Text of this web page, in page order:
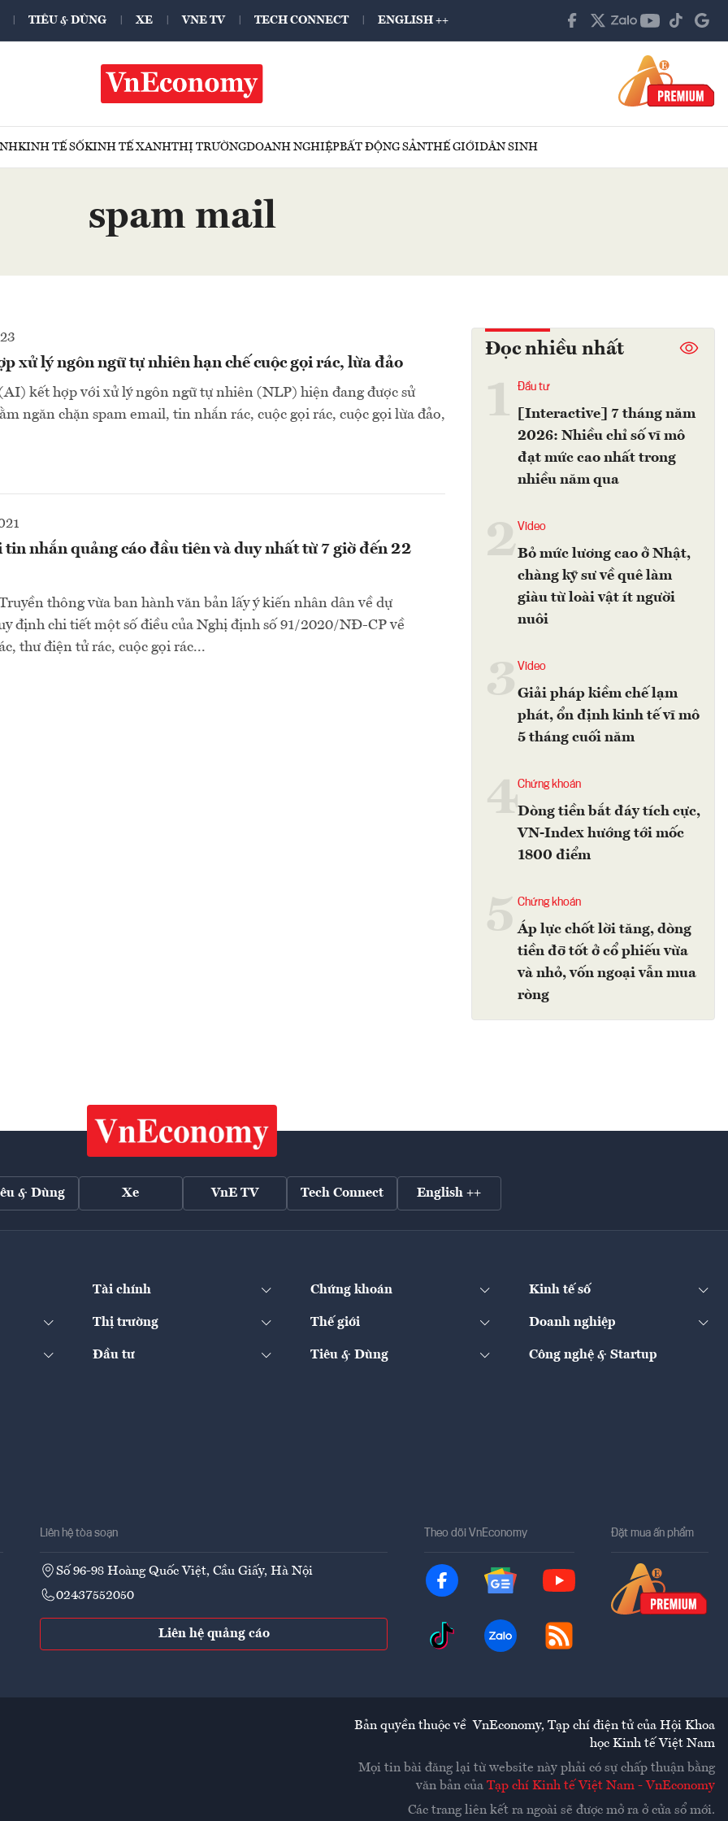
TIÊU & DÙNG XE VNE TV TECH CONNECT ENGLISH ++
KINH TẾ SỐKINH TẾ XANHTHỊ TRƯỜNGDOANH NGHIỆPBẤT ĐỘNG SẢNTHẾ GIỚIDÂN SINH
spam mail
xử lý ngôn ngữ tự nhiên hạn chế cuộc gọi rác, lừa đảo
kết hợp với xử lý ngôn ngữ tự nhiên (NLP) hiện đang được sử
ngăn chặn spam email, tin nhắn rác, cuộc gọi rác, cuộc gọi lừa đảo,
tin nhắn quảng cáo đầu tiên và duy nhất từ 7 giờ đến 22
thông vừa ban hành văn bản lấy ý kiến nhân dân về dự
định chi tiết một số điều của Nghị định số 91/2020/NĐ-CP về
thư điện tử rác, cuộc gọi rác...
Đọc nhiều nhất
Đầu tư
[Interactive] 7 tháng năm
2026: Nhiều chỉ số vĩ mô
đạt mức cao nhất trong
nhiều năm qua
2Video
Bỏ mức lương cao ở Nhật,
chàng kỹ sư về quê làm
giàu từ loài vật ít người
nuôi
Video
Giải pháp kiềm chế lạm
phát, ổn định kinh tế vĩ mô
5 tháng cuối năm
4Chứng khoán
Dòng tiền bắt đáy tích cực,
VN-Index hướng tới mốc
1800 điểm
Chứng khoán
Áp lực chốt lời tăng, dòng
tiền đỡ tốt ở cổ phiếu vừa
và nhỏ, vốn ngoại vẫn mua
ròng
& Dùng Xe VnE TV Tech Connect English ++
Tài chính Chứng khoán Kinh tế số
Thị trường Thế giới Doanh nghiệp
Đầu tư Tiêu & Dùng Công nghệ & Startup
Liên hệ tòa soạn
Số 96-98 Hoàng Quốc Việt, Cầu Giấy, Hà Nội
02437552050
Liên hệ quảng cáo
Theo dõi VnEconomy Đặt mua ấn phẩm
Bản quyền thuộc về VnEconomy, Tạp chí điện tử của Hội Khoa
học Kinh tế Việt Nam
Mọi tin bài đăng lại từ website này phải có sự chấp thuận bằng
văn bản của Tạp chí Kinh tế Việt Nam - VnEconomy
Các trang liên kết ra ngoài sẽ được mở ra ở cửa sổ mới.